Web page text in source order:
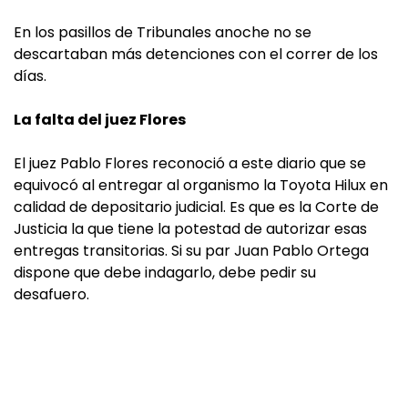
En los pasillos de Tribunales anoche no se
descartaban más detenciones con el correr de los
días.
La falta del juez Flores
El juez Pablo Flores reconoció a este diario que se
equivocó al entregar al organismo la Toyota Hilux en
calidad de depositario judicial. Es que es la Corte de
Justicia la que tiene la potestad de autorizar esas
entregas transitorias. Si su par Juan Pablo Ortega
dispone que debe indagarlo, debe pedir su
desafuero.